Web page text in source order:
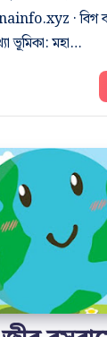
· বিগ
ভূমিকা: মহা…